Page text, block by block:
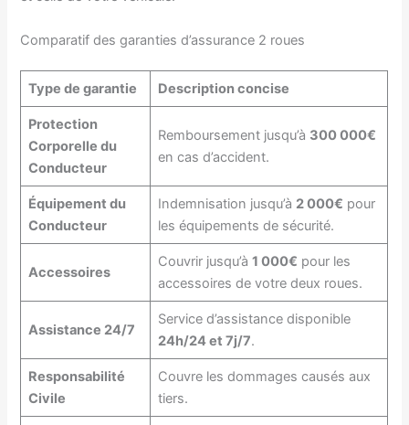
Comparatif des garanties d’assurance 2 roues
Type de garantie Description concise
Protection
Corporelle du
Conducteur
Remboursement jusqu’à 300 000€
en cas d’accident.
Équipement du
Conducteur
Indemnisation jusqu’à 2 000€ pour
les équipements de sécurité.
Accessoires
Couvrir jusqu’à 1 000€ pour les
accessoires de votre deux roues.
Assistance 24/7
Service d’assistance disponible
24h/24 et 7j/7.
Responsabilité
Civile
Couvre les dommages causés aux
tiers.